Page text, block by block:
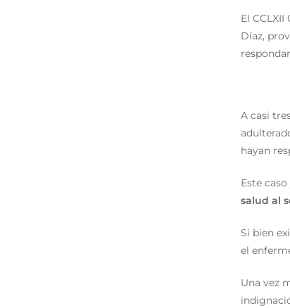
El
Díaz,
A casi
hayan
Este
salud al
Si bien
el
Una vez